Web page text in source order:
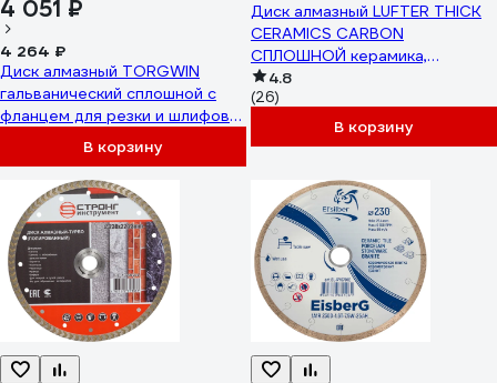
4 051 ₽
4 264 ₽
Диск алмазный TORGWIN
гальванический сплошной с
фланцем для резки и шлифовки
по керамике 230хM14/5х1.8мм.
Professional Best for Ceramic /
/ T1117939
В корзину
Диск алмазный LUFTER THICK
CERAMICS CARBON
СПЛОШНОЙ керамика,
керамогранит 230 мм 019-230
4.8
(26)
В корзину